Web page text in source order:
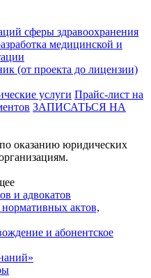
сферы здравоохранения
медицинской и
(от проекта до лицензии)
услуги Прайс-лист на
ЗАПИСАТЬСЯ НА
оказанию юридических
и адвокатов
актов,
и абонентское